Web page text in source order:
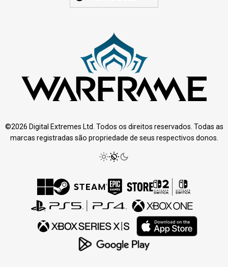
©2026 Digital Extremes Ltd. Todos os direitos reservados. Todas as
marcas registradas são propriedade de seus respectivos donos.